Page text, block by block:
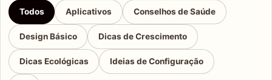
Todos Aplicativos Conselhos de Saúde
Design Básico Dicas de Crescimento
Dicas Ecológicas Ideias de Configuração